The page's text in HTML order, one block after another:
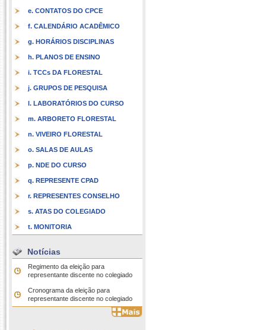
e. CONTATOS DO CPCE
f. CALENDÁRIO ACADÊMICO
g. HORÁRIOS DISCIPLINAS
h. PLANOS DE ENSINO
i. TCCs DA FLORESTAL
j. GRUPOS DE PESQUISA
l. LABORATÓRIOS DO CURSO
m. ARBORETO FLORESTAL
n. VIVEIRO FLORESTAL
o. SALAS DE AULAS
p. NDE DO CURSO
q. REPRESENTE CPAD
r. REPRESENTES CONSELHO
s. ATAS DO COLEGIADO
t. MONITORIA
Notícias
Regimento da eleição para
representante discente no colegiado
Cronograma da eleição para
representante discente no colegiado